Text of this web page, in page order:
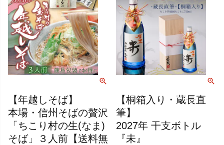
【年越しそば】
本場・信州そばの贅沢
「ちこり村の生(なま)
そば」３人前【送料無
【桐箱入り・蔵長直
筆】
2027年 干支ボトル
『未』